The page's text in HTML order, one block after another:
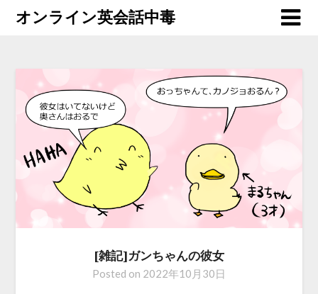
オンライン英会話中毒
[雑記]ガンちゃんの彼女
Posted on 2022年10月30日